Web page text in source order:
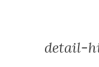
detail-